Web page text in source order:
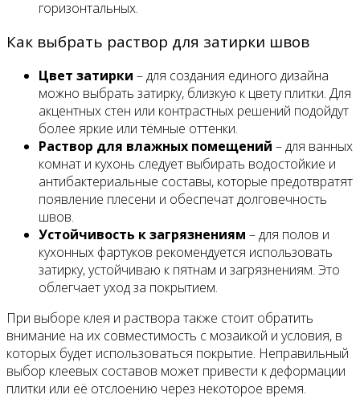
горизонтальных.
Как выбрать раствор для затирки швов
Цвет затирки – для создания единого дизайна
можно выбрать затирку, близкую к цвету плитки. Для
акцентных стен или контрастных решений подойдут
более яркие или тёмные оттенки.
Раствор для влажных помещений – для ванных
комнат и кухонь следует выбирать водостойкие и
антибактериальные составы, которые предотвратят
появление плесени и обеспечат долговечность
швов.
Устойчивость к загрязнениям – для полов и
кухонных фартуков рекомендуется использовать
затирку, устойчиваю к пятнам и загрязнениям. Это
облегчает уход за покрытием.
При выборе клея и раствора также стоит обратить
внимание на их совместимость с мозаикой и условия, в
которых будет использоваться покрытие. Неправильный
выбор клеевых составов может привести к деформации
плитки или её отслоению через некоторое время.